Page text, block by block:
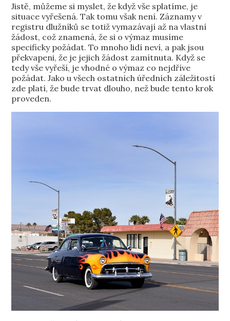
Jistě, můžeme si myslet, že když vše splatíme, je
situace vyřešená. Tak tomu však není. Záznamy v
registru dlužníků se totiž vymazávají až na vlastní
žádost, což znamená, že si o výmaz musíme
specificky požádat. To mnoho lidí neví, a pak jsou
překvapeni, že je jejich žádost zamítnuta. Když se
tedy vše vyřeší, je vhodné o výmaz co nejdříve
požádat. Jako u všech ostatních úředních záležitostí
zde platí, že bude trvat dlouho, než bude tento krok
proveden.